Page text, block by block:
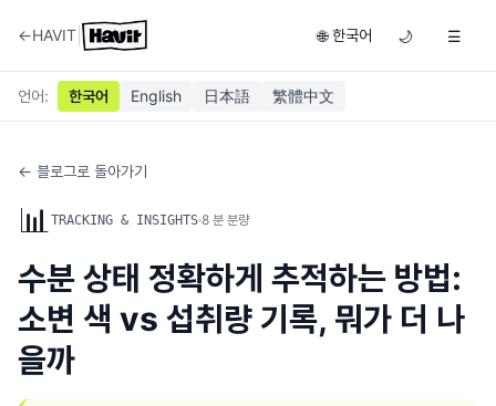
←HAVIT 🌐 한국어 🌙 ☰
언어: 한국어 English 日本語 繁體中文
← 블로그로 돌아가기
📊 TRACKING & INSIGHTS·8 분 분량
수분 상태 정확하게 추적하는 방법:
소변 색 vs 섭취량 기록, 뭐가 더 나
을까